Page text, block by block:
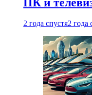
ПК и
2 года спустя2 года